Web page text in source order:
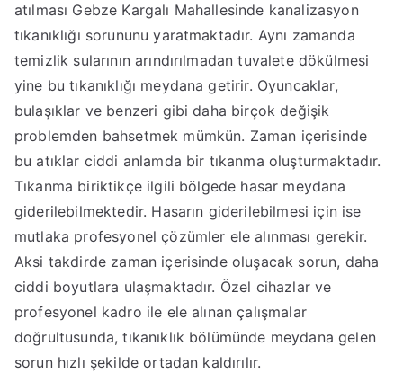
atılması Gebze Kargalı Mahallesinde kanalizasyon
tıkanıklığı sorununu yaratmaktadır. Aynı zamanda
temizlik sularının arındırılmadan tuvalete dökülmesi
yine bu tıkanıklığı meydana getirir. Oyuncaklar,
bulaşıklar ve benzeri gibi daha birçok değişik
problemden bahsetmek mümkün. Zaman içerisinde
bu atıklar ciddi anlamda bir tıkanma oluşturmaktadır.
Tıkanma biriktikçe ilgili bölgede hasar meydana
giderilebilmektedir. Hasarın giderilebilmesi için ise
mutlaka profesyonel çözümler ele alınması gerekir.
Aksi takdirde zaman içerisinde oluşacak sorun, daha
ciddi boyutlara ulaşmaktadır. Özel cihazlar ve
profesyonel kadro ile ele alınan çalışmalar
doğrultusunda, tıkanıklık bölümünde meydana gelen
sorun hızlı şekilde ortadan kaldırılır.